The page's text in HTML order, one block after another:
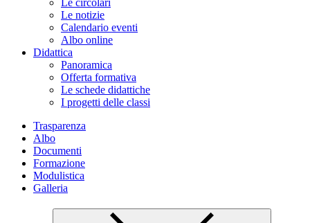
Le circolari
Le notizie
Calendario eventi
Albo online
Didattica
Panoramica
Offerta formativa
Le schede didattiche
I progetti delle classi
Trasparenza
Albo
Documenti
Formazione
Modulistica
Galleria